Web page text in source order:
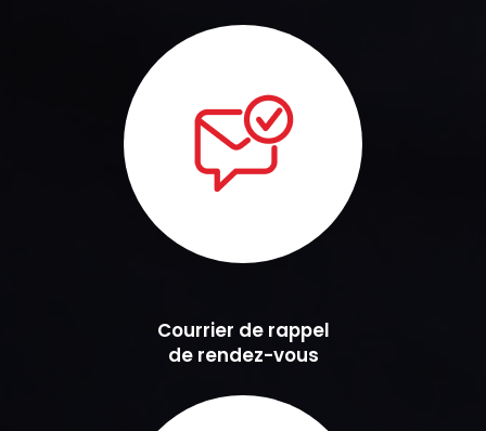
Courrier de rappel
de rendez-vous